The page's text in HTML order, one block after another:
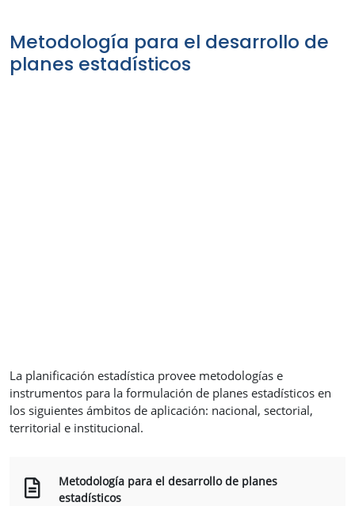
Metodología para el desarrollo de
planes estadísticos
La planificación estadística provee metodologías e
instrumentos para la formulación de planes estadísticos en
los siguientes ámbitos de aplicación: nacional, sectorial,
territorial e institucional.
Metodología para el desarrollo de planes
estadísticos